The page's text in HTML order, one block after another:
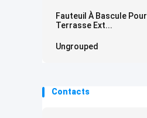
Fauteuil À Bascule Pour
Terrasse Ext...
Ungrouped
Contacts